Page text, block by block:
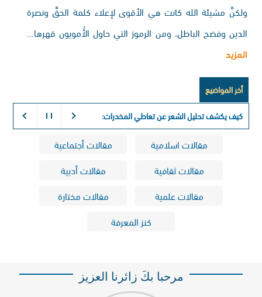
ولكنَّ مشيئة الله كانت هي الأقوى لإعلاء كلمة الحقِّ ونصرة
الدين وفضح الباطل، ومن الرموز التي حاول الأُمويون قهرها...
المزيد
أخر المواضيع
كيف يكشف تحليل الشعر عن تعاطي المخدرات:
التفسير الكيميائي لذاكر
مقالات اسلامية
مقالات أجتماعية
مقالات ثقافية
مقالات أدبية
مقالات علمية
مقالات مختارة
كنز المعرفة
مرحبا بكَ زائرنا العزيز